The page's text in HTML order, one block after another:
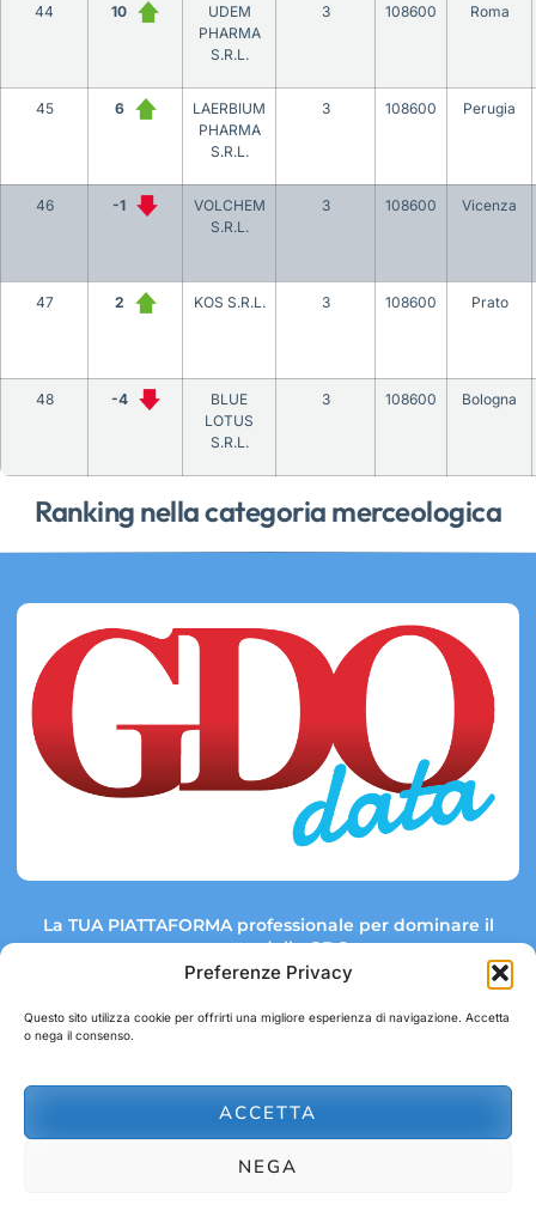
Preferenze Privacy
Questo sito utilizza cookie per offrirti una migliore esperienza di navigazione. Accetta
o nega il consenso.
ACCETTA
NEGA
Ranking nella categoria merceologica
44 10
UDEM
PHARMA
S.R.L.
3 108600 Roma
45 6
LAERBIUM
PHARMA
S.R.L.
3 108600 Perugia
46 -1
VOLCHEM
S.R.L.
3 108600 Vicenza
47 2 KOS S.R.L. 3 108600 Prato
48 -4
BLUE
LOTUS
S.R.L.
3 108600 Bologna
La TUA PIATTAFORMA professionale per dominare il
mercato della GDO.
Link rapidi:
abbonamenti@gdodata.it